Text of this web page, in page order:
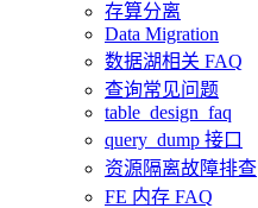
存算分离
Data Migration
数据湖相关 FAQ
查询常见问题
table_design_faq
query_dump 接口
资源隔离故障排查
FE 内存 FAQ